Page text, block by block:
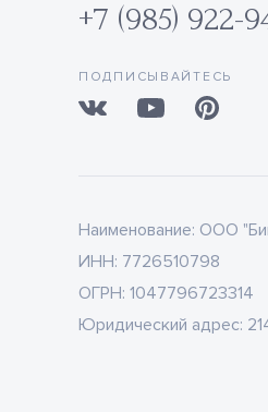
+7 (985) 922-
ПОДПИСЫВАЙТЕСЬ
Наименование: ООО
ИНН: 7726510798
ОГРН: 1047796723314
Юридический адрес: